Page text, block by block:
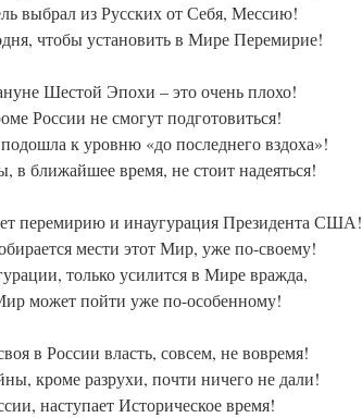
выбрал из Русских от Себя, Мессию!
чтобы установить в Мире Перемирие!
Шестой Эпохи – это очень плохо!
России не смогут подготовиться!
к уровню «до последнего вздоха»!
в ближайшее время, не стоит надеяться!
перемирию и инаугурация Президента США!
мести этот Мир, уже по-своему!
только усилится в Мире вражда,
может пойти уже по-особенному!
в России власть, совсем, не вовремя!
кроме разрухи, почти ничего не дали!
наступает Историческое время!